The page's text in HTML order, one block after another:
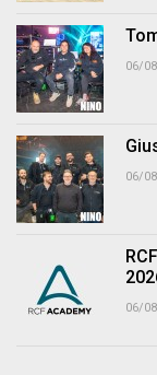
06/
06/
06/